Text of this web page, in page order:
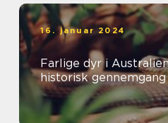
16. januar 2024
Farlige dyr i
historisk gennemgang